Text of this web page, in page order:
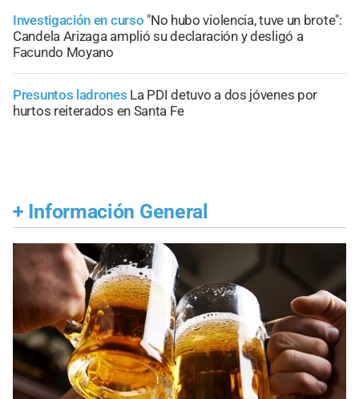
Investigación en curso "No hubo violencia, tuve un brote":
Candela Arizaga amplió su declaración y desligó a
Facundo Moyano
Presuntos ladrones La PDI detuvo a dos jóvenes por
hurtos reiterados en Santa Fe
+ Información General